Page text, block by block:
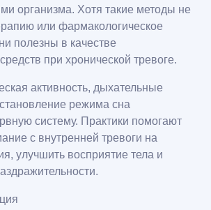
организма. Хотя такие методы не
или фармакологическое
полезны в качестве
при хронической тревоге.
активность, дыхательные
режима сна
систему. Практики помогают
с внутренней тревоги на
улучшить восприятие тела и